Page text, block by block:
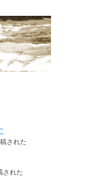
された
された